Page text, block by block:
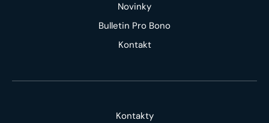
Novinky
Bulletin Pro Bono
Kontakt
Kontakty